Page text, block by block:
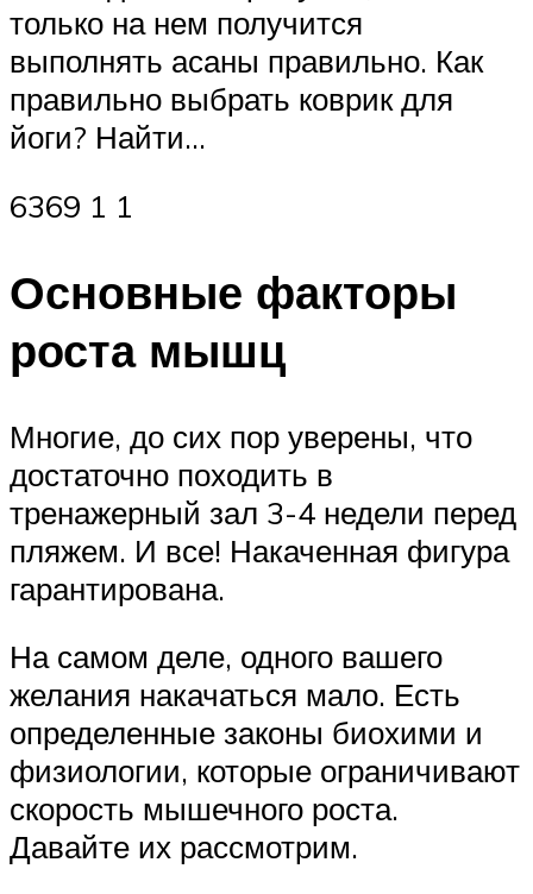
только на нем получится
выполнять асаны правильно. Как
правильно выбрать коврик для
йоги? Найти…
6369 1 1
Основные факторы
роста мышц
Многие, до сих пор уверены, что
достаточно походить в
тренажерный зал 3-4 недели перед
пляжем. И все! Накаченная фигура
гарантирована.
На самом деле, одного вашего
желания накачаться мало. Есть
определенные законы биохими и
физиологии, которые ограничивают
скорость мышечного роста.
Давайте их рассмотрим.